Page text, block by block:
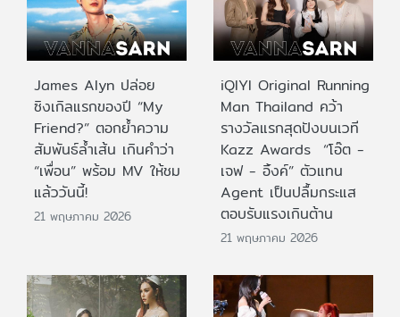
James Alyn ปล่อย
ซิงเกิลแรกของปี “My
Friend?” ตอกย้ำความ
สัมพันธ์ล้ำเส้น เกินคำว่า
“เพื่อน” พร้อม MV ให้ชม
แล้ววันนี้!
21 พฤษภาคม 2026
iQIYI Original Running
Man Thailand คว้า
รางวัลแรกสุดปังบนเวที
Kazz Awards “โอ๊ต -
เจฟ - อิ้งค์” ตัวแทน
Agent เป็นปลื้มกระแส
ตอบรับแรงเกินต้าน
21 พฤษภาคม 2026